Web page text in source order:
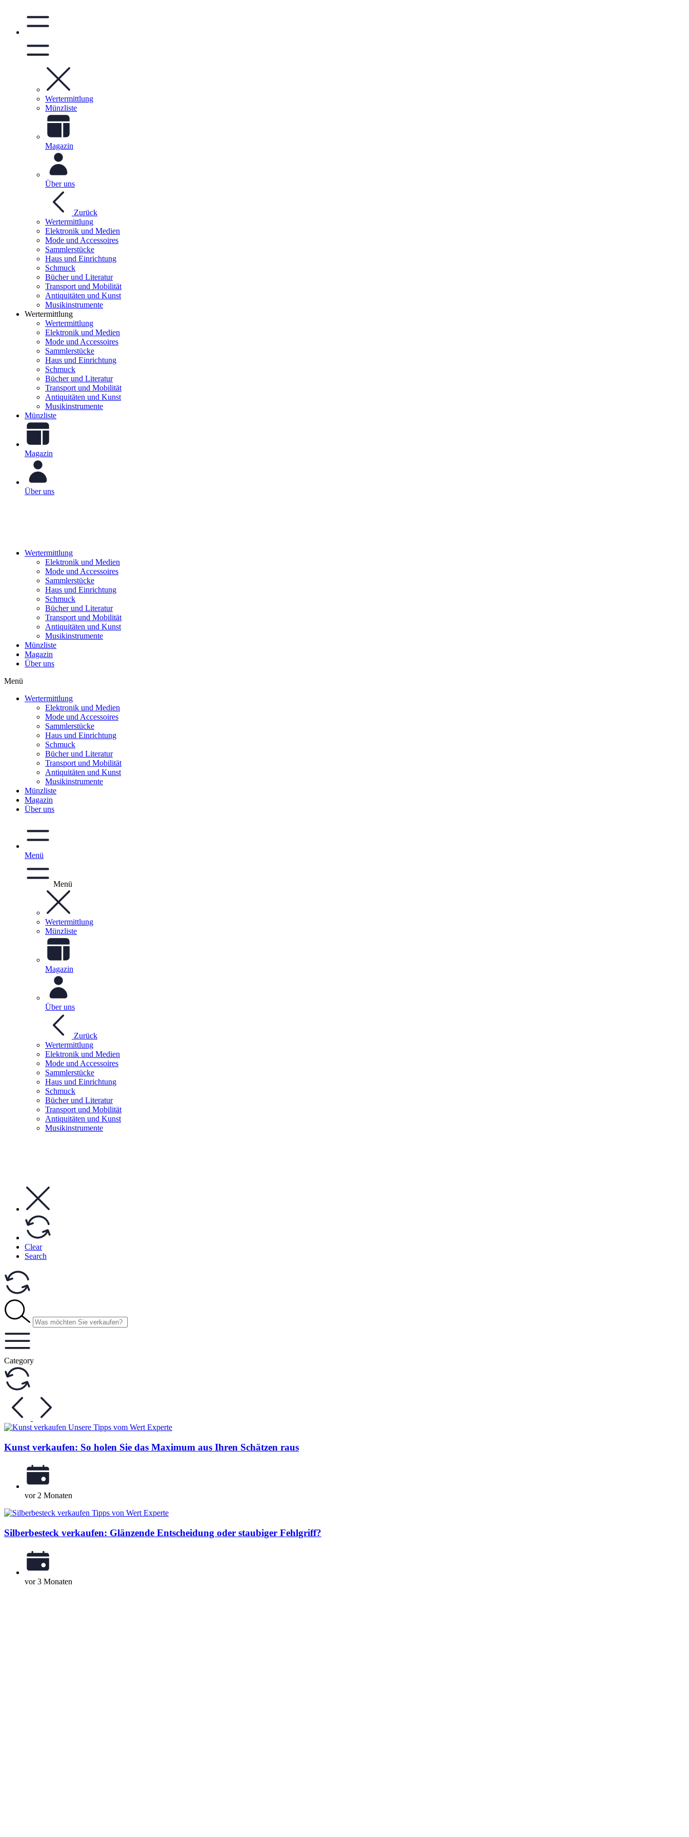
Wertermittlung
Münzliste
Magazin
Über uns
Zurück
Wertermittlung
Elektronik und Medien
Mode und Accessoires
Sammlerstücke
Haus und Einrichtung
Schmuck
Bücher und Literatur
Transport und Mobilität
Antiquitäten und Kunst
Musikinstrumente
Wertermittlung
Wertermittlung
Elektronik und Medien
Mode und Accessoires
Sammlerstücke
Haus und Einrichtung
Schmuck
Bücher und Literatur
Transport und Mobilität
Antiquitäten und Kunst
Musikinstrumente
Münzliste
Magazin
Über uns
Wertermittlung
Elektronik und Medien
Mode und Accessoires
Sammlerstücke
Haus und Einrichtung
Schmuck
Bücher und Literatur
Transport und Mobilität
Antiquitäten und Kunst
Musikinstrumente
Münzliste
Magazin
Über uns
Menü
Wertermittlung
Elektronik und Medien
Mode und Accessoires
Sammlerstücke
Haus und Einrichtung
Schmuck
Bücher und Literatur
Transport und Mobilität
Antiquitäten und Kunst
Musikinstrumente
Münzliste
Magazin
Über uns
Menü
Menü
Wertermittlung
Münzliste
Magazin
Über uns
Zurück
Wertermittlung
Elektronik und Medien
Mode und Accessoires
Sammlerstücke
Haus und Einrichtung
Schmuck
Bücher und Literatur
Transport und Mobilität
Antiquitäten und Kunst
Musikinstrumente
Clear
Search
Category
Kunst verkaufen: So holen Sie das Maximum aus Ihren Schätzen raus
vor 2 Monaten
Silberbesteck verkaufen: Glänzende Entscheidung oder staubiger Fehlgriff?
vor 3 Monaten